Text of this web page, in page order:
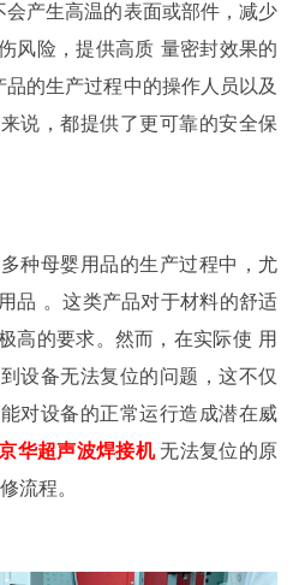
会产生高温的表面或部件，减少
风险 ，提供高质 量密封效果的
品的生产过程中的操作人员以及
说，都提供了更可靠的安全保
种母婴用品的生产过程中 ，尤
品 。这类产品对于材料的舒适
高的要求。然而， 在实际使 用
设备无法复位的问题，这不仅
对设备的正常运行造 成潜在威
华超声波焊接机 无法复位的原
修流程。